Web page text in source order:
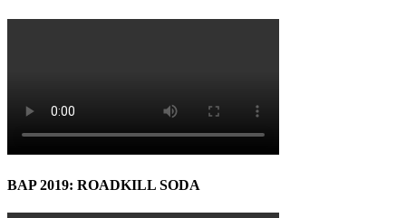
BAP 2019: ROADKILL SODA